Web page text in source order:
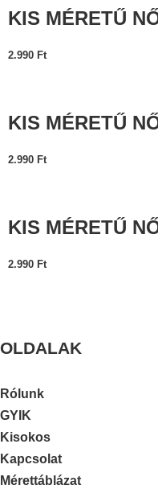
KIS MÉRETŰ
2.990 Ft
KIS MÉRETŰ
2.990 Ft
KIS MÉRETŰ
2.990 Ft
OLDALAK
Rólunk
GYIK
Kisokos
Kapcsolat
Mérettáblázat